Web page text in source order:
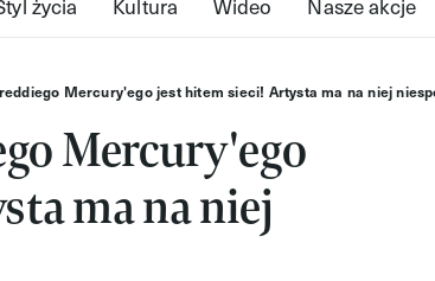
Mercury'ego jest hitem sieci! Artysta ma na niej
Mercury'ego
ma na niej